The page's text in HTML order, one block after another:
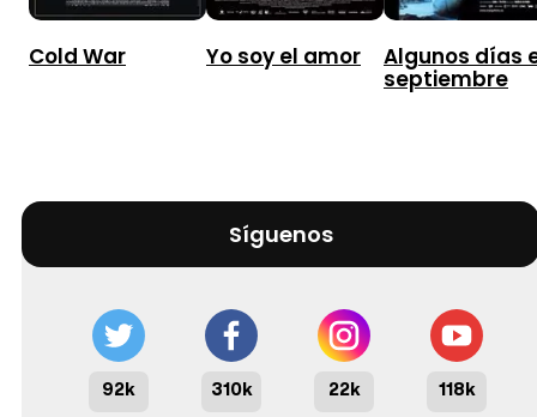
Cold War Yo soy el amor Algunos días
septiembre
Síguenos
92k 310k 22k 118k